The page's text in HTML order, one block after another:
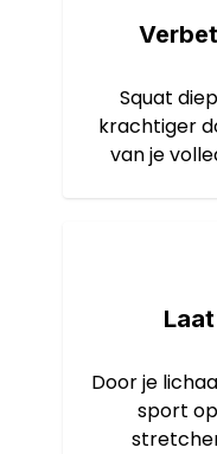
Squat
krachtiger
van je
Door je
sport